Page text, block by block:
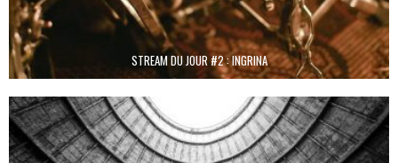
STREAM DU JOUR #2 : INGRINA